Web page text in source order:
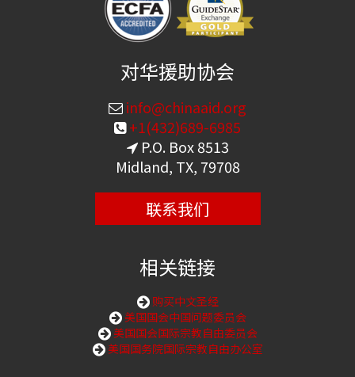
对华援助协会
info@chinaaid.org
+1(432)689-6985
P.O. Box 8513
Midland, TX, 79708
联系我们
相关链接
购买中文圣经
美国国会中国问题委员会
美国国会国际宗教自由委员会
美国国务院国际宗教自由办公室